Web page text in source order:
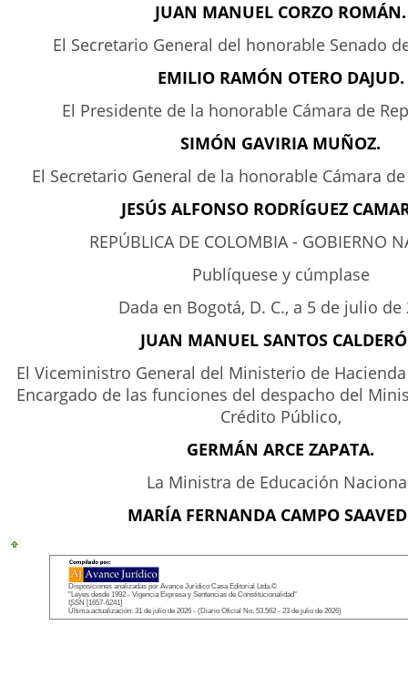
JUAN MANUEL CORZO ROMÁN.
El Secretario General del honorable Senado
EMILIO RAMÓN OTERO DAJUD.
El Presidente de la honorable Cámara de
SIMÓN GAVIRIA MUÑOZ.
El Secretario General de la honorable Cámara
JESÚS ALFONSO RODRÍGUEZ
REPÚBLICA DE COLOMBIA - GOBIERNO
Publíquese y cúmplase
Dada en Bogotá, D. C., a 5 de julio de
JUAN MANUEL SANTOS
El Viceministro General del Ministerio de
Encargado de las funciones del despacho del
Crédito Público,
GERMÁN ARCE ZAPATA.
La Ministra de Educación
MARÍA FERNANDA CAMPO
Disposiciones analizadas por Avance Jurídico Casa Editorial Ltda.©
"Leyes desde 1992 - Vigencia Expresa y Sentencias de Constitucionalidad"
ISSN [1657-6241]
Última actualización: 31 de julio de 2026 - (Diario Oficial No. 53.562 - 23 de julio de 2026)